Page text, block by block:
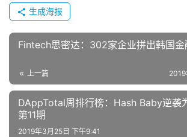
生成海报
Fintech思密达：302家企业拼出韩国金
上一篇
DAppTotal周排行榜：Hash Baby逆袭
第11期
2019年3月25日 下午9:41